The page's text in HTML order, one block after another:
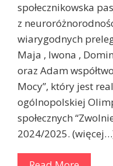
społecznikowska
z
wiarygodnych
Maja , Iwona ,
oraz Adam
Mocy”, który jest
ogólnopolskiej
społecznych
2024/2025.